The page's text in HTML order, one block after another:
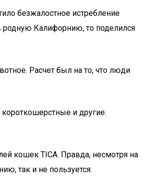
безжалостное истребление
родную Калифорнию, то поделился
Расчет был на то, что люди
и другие.
кошек TICA. Правда, несмотря на
так и не пользуется.